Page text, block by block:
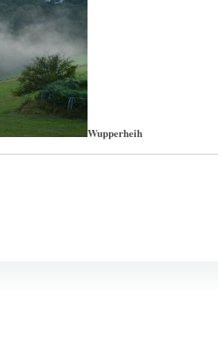
Wupperheih